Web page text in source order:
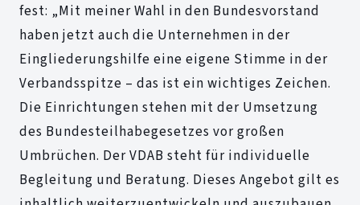
fest: „Mit meiner Wahl in den Bundesvorstand
haben jetzt auch die Unternehmen in der
Eingliederungshilfe eine eigene Stimme in der
Verbandsspitze – das ist ein wichtiges Zeichen.
Die Einrichtungen stehen mit der Umsetzung
des Bundesteilhabegesetzes vor großen
Umbrüchen. Der VDAB steht für individuelle
Begleitung und Beratung. Dieses Angebot gilt es